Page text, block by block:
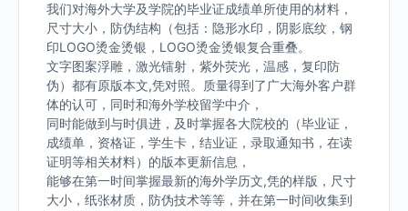
我们对海外大学及学院的毕业证成绩单所使用的材料，
尺寸大小，防伪结构（包括：隐形水印，阴影底纹，钢
印LOGO烫金烫银，LOGO烫金烫银复合重叠。
文字图案浮雕，激光镭射，紫外荧光，温感，复印防
伪）都有原版本文,凭对照。质量得到了广大海外客户群
体的认可，同时和海外学校留学中介，
同时能做到与时俱进，及时掌握各大院校的（毕业证，
成绩单，资格证，学生卡，结业证，录取通知书，在读
证明等相关材料）的版本更新信息，
能够在第一时间掌握最新的海外学历文,凭的样版，尺寸
大小，纸张材质，防伪技术等等，并在第一时间收集到